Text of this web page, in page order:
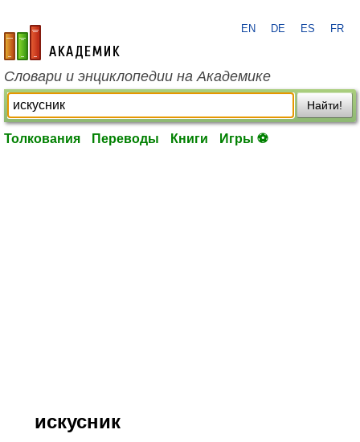
academic.ru
EN DE ES FR
Словари и энциклопедии на Академике
Найти!
Толкования Переводы Книги Игры ⚽
искусник